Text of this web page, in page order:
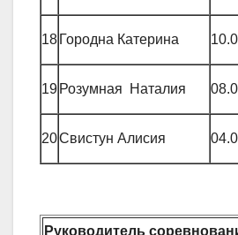
18 Городна Катерина
19 Розумная Наталия
20Свистун Алисия
Руководитель